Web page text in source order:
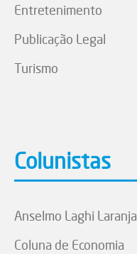
Entretenimento
Publicação Legal
Turismo
Colunistas
Anselmo Laghi Laranja
Coluna de Economia